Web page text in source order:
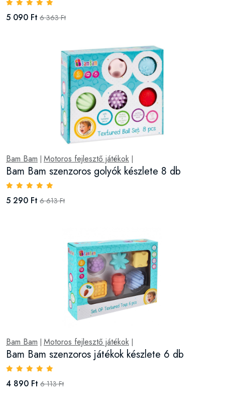
5 090 Ft 6 363 Ft
Bam Bam Motoros fejlesztő játékok
Bam Bam szenzoros golyók készlete 8 db
5 290 Ft 6 613 Ft
Bam Bam Motoros fejlesztő játékok
Bam Bam szenzoros játékok készlete 6 db
4 890 Ft 6 113 Ft